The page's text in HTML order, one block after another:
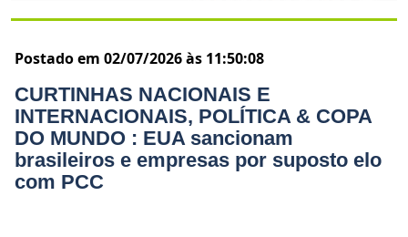
Postado em 02/07/2026 às 11:50:08
CURTINHAS NACIONAIS E
INTERNACIONAIS, POLÍTICA & COPA
DO MUNDO : EUA sancionam
brasileiros e empresas por suposto elo
com PCC